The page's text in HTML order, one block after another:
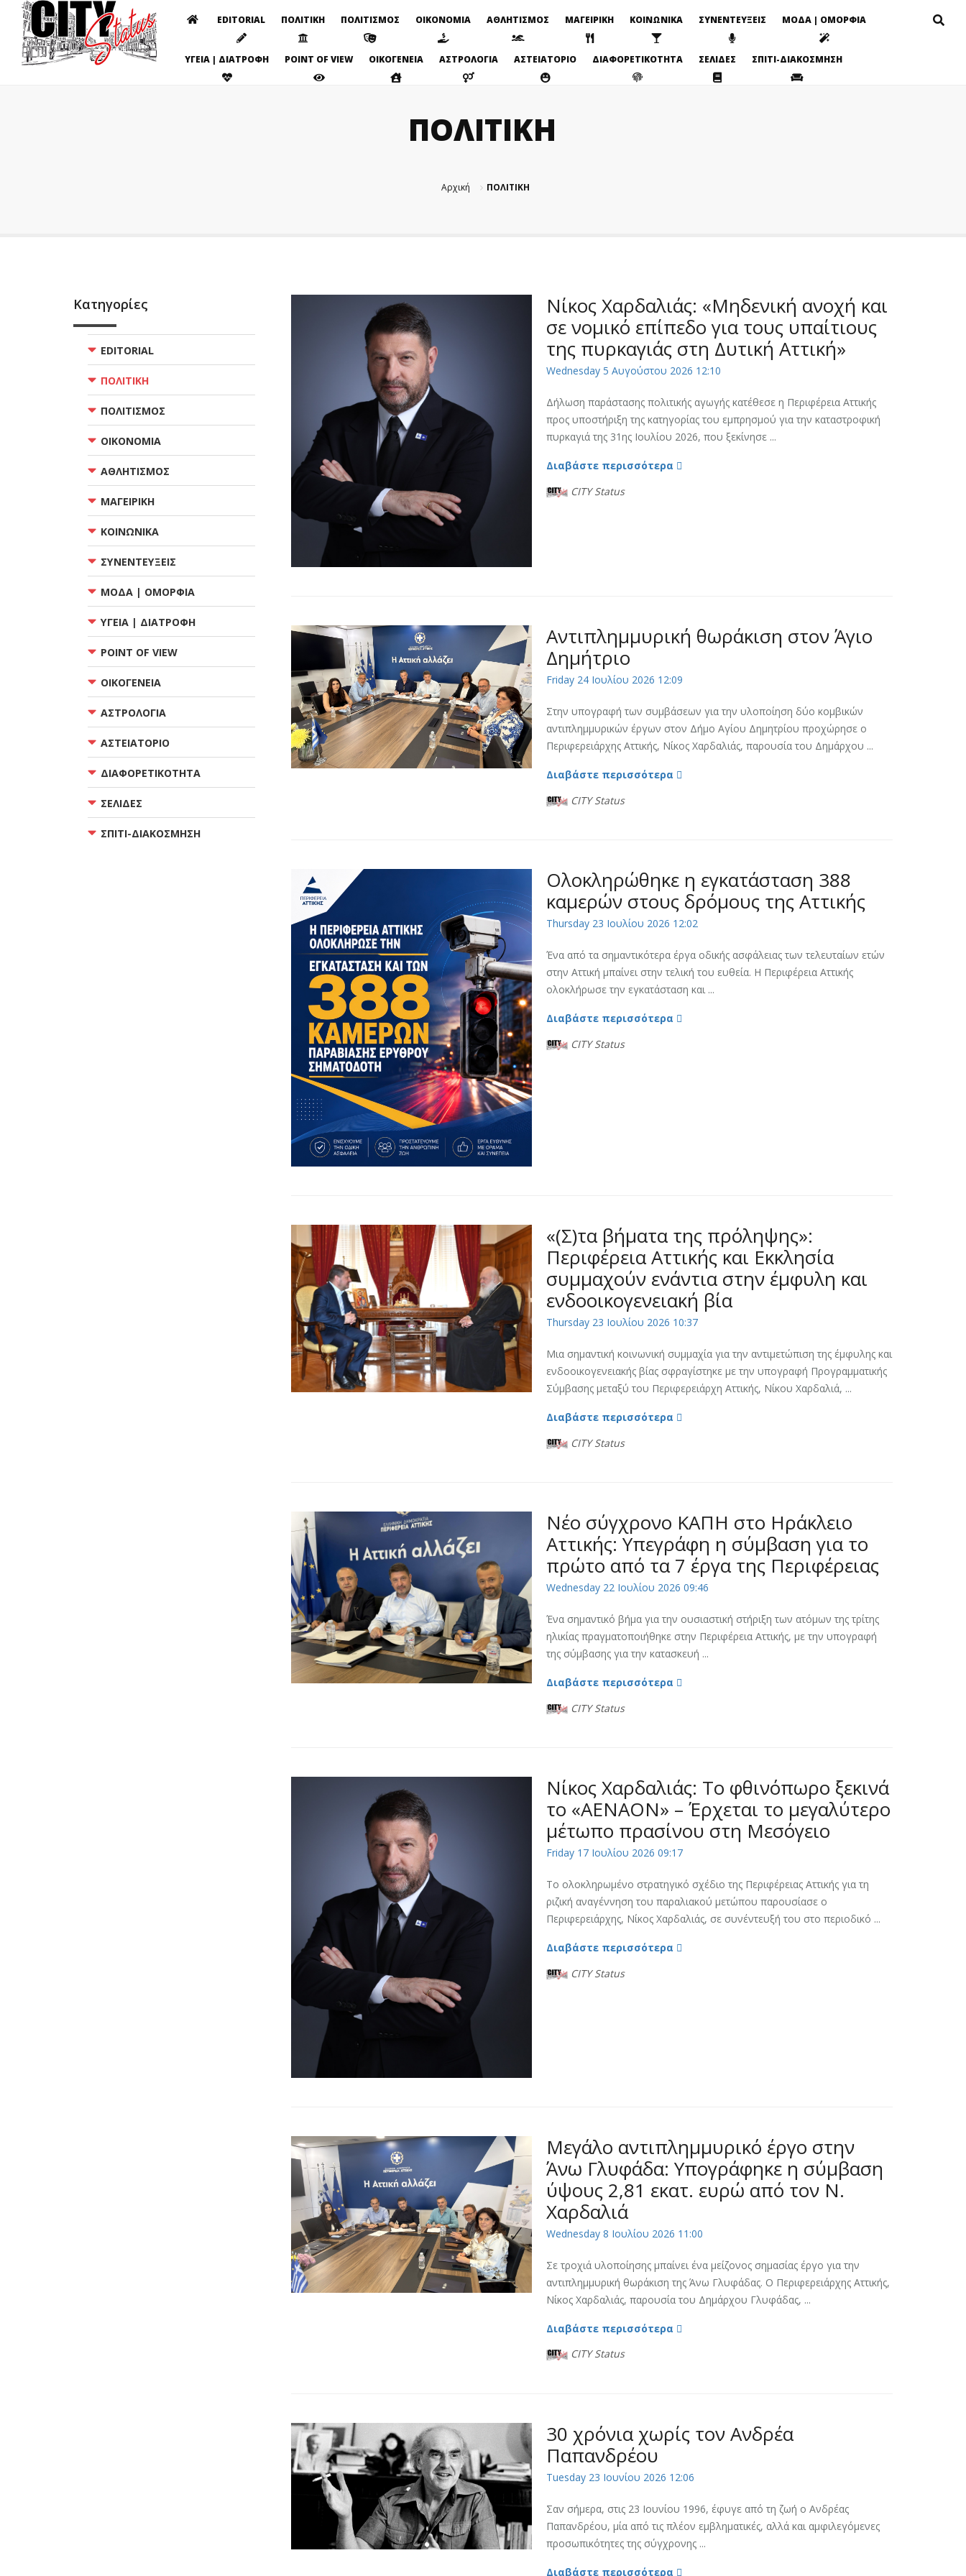
EDITORIAL ΠΟΛΙΤΙΚΗ ΠΟΛΙΤΙΣΜΟΣ ΟΙΚΟΝΟΜΙΑ ΑΘΛΗΤΙΣΜΟΣ ΜΑΓΕΙΡΙΚΗ ΚΟΙΝΩΝΙΚΑ ΣΥΝΕΝΤΕΥΞΕΙΣ ΜΟΔΑ | ΟΜΟΡΦΙΑ
ΥΓΕΙΑ | ΔΙΑΤΡΟΦΗ POINT OF VIEW ΟΙΚΟΓΕΝΕΙΑ ΑΣΤΡΟΛΟΓΙΑ ΑΣΤΕΙΑΤΟΡΙΟ ΔΙΑΦΟΡΕΤΙΚΟΤΗΤΑ ΣΕΛΙΔΕΣ ΣΠΙΤΙ-ΔΙΑΚΟΣΜΗΣΗ
ΠΟΛΙΤΙΚΗ
Αρχική ΠΟΛΙΤΙΚΗ
Νίκος Χαρδαλιάς: «Μηδενική ανοχή και
σε νομικό επίπεδο για τους υπαίτιους
της πυρκαγιάς στη Δυτική Αττική»
Wednesday 5 Αυγούστου 2026 12:10
Δήλωση παράστασης πολιτικής αγωγής κατέθεσε η Περιφέρεια Αττικής
προς υποστήριξη της κατηγορίας του εμπρησμού για την καταστροφική
πυρκαγιά της 31ης Ιουλίου 2026, που ξεκίνησε ...
Διαβάστε περισσότερα
CITY Status
Αντιπλημμυρική θωράκιση στον Άγιο
Δημήτριο
Friday 24 Ιουλίου 2026 12:09
Στην υπογραφή των συμβάσεων για την υλοποίηση δύο κομβικών
αντιπλημμυρικών έργων στον Δήμο Αγίου Δημητρίου προχώρησε ο
Περιφερειάρχης Αττικής, Νίκος Χαρδαλιάς, παρουσία του Δημάρχου ...
Διαβάστε περισσότερα
CITY Status
Ολοκληρώθηκε η εγκατάσταση 388
καμερών στους δρόμους της Αττικής
Thursday 23 Ιουλίου 2026 12:02
Ένα από τα σημαντικότερα έργα οδικής ασφάλειας των τελευταίων ετών
στην Αττική μπαίνει στην τελική του ευθεία. Η Περιφέρεια Αττικής
ολοκλήρωσε την εγκατάσταση και ...
Διαβάστε περισσότερα
CITY Status
«(Σ)τα βήματα της πρόληψης»:
Περιφέρεια Αττικής και Εκκλησία
συμμαχούν ενάντια στην έμφυλη και
ενδοοικογενειακή βία
Thursday 23 Ιουλίου 2026 10:37
Μια σημαντική κοινωνική συμμαχία για την αντιμετώπιση της έμφυλης και
ενδοοικογενειακής βίας σφραγίστηκε με την υπογραφή Προγραμματικής
Σύμβασης μεταξύ του Περιφερειάρχη Αττικής, Νίκου Χαρδαλιά, ...
Διαβάστε περισσότερα
CITY Status
Νέο σύγχρονο ΚΑΠΗ στο Ηράκλειο
Αττικής: Υπεγράφη η σύμβαση για το
πρώτο από τα 7 έργα της Περιφέρειας
Wednesday 22 Ιουλίου 2026 09:46
Ένα σημαντικό βήμα για την ουσιαστική στήριξη των ατόμων της τρίτης
ηλικίας πραγματοποιήθηκε στην Περιφέρεια Αττικής, με την υπογραφή
της σύμβασης για την κατασκευή ...
Διαβάστε περισσότερα
CITY Status
Νίκος Χαρδαλιάς: Το φθινόπωρο ξεκινά
το «ΑΕΝΑΟΝ» – Έρχεται το μεγαλύτερο
μέτωπο πρασίνου στη Μεσόγειο
Friday 17 Ιουλίου 2026 09:17
Το ολοκληρωμένο στρατηγικό σχέδιο της Περιφέρειας Αττικής για τη
ριζική αναγέννηση του παραλιακού μετώπου παρουσίασε ο
Περιφερειάρχης, Νίκος Χαρδαλιάς, σε συνέντευξή του στο περιοδικό ...
Διαβάστε περισσότερα
CITY Status
Μεγάλο αντιπλημμυρικό έργο στην
Άνω Γλυφάδα: Υπογράφηκε η σύμβαση
ύψους 2,81 εκατ. ευρώ από τον Ν.
Χαρδαλιά
Wednesday 8 Ιουλίου 2026 11:00
Σε τροχιά υλοποίησης μπαίνει ένα μείζονος σημασίας έργο για την
αντιπλημμυρική θωράκιση της Άνω Γλυφάδας. Ο Περιφερειάρχης Αττικής,
Νίκος Χαρδαλιάς, παρουσία του Δημάρχου Γλυφάδας, ...
Διαβάστε περισσότερα
CITY Status
30 χρόνια χωρίς τον Ανδρέα
Παπανδρέου
Tuesday 23 Ιουνίου 2026 12:06
Σαν σήμερα, στις 23 Ιουνίου 1996, έφυγε από τη ζωή ο Ανδρέας
Παπανδρέου, μία από τις πλέον εμβληματικές, αλλά και αμφιλεγόμενες
προσωπικότητες της σύγχρονης ...
Διαβάστε περισσότερα
Κατηγορίες
EDITORIAL
ΠΟΛΙΤΙΚΗ
ΠΟΛΙΤΙΣΜΟΣ
ΟΙΚΟΝΟΜΙΑ
ΑΘΛΗΤΙΣΜΟΣ
ΜΑΓΕΙΡΙΚΗ
ΚΟΙΝΩΝΙΚΑ
ΣΥΝΕΝΤΕΥΞΕΙΣ
ΜΟΔΑ | ΟΜΟΡΦΙΑ
ΥΓΕΙΑ | ΔΙΑΤΡΟΦΗ
POINT OF VIEW
ΟΙΚΟΓΕΝΕΙΑ
ΑΣΤΡΟΛΟΓΙΑ
ΑΣΤΕΙΑΤΟΡΙΟ
ΔΙΑΦΟΡΕΤΙΚΟΤΗΤΑ
ΣΕΛΙΔΕΣ
ΣΠΙΤΙ-ΔΙΑΚΟΣΜΗΣΗ